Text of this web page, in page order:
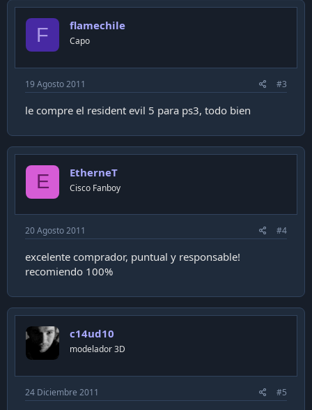
F flamechile
Capo
19 Agosto 2011 #3
le compre el resident evil 5 para ps3, todo bien
E EtherneT
Cisco Fanboy
20 Agosto 2011 #4
excelente comprador, puntual y responsable!
recomiendo 100%
c14ud10
modelador 3D
24 Diciembre 2011 #5